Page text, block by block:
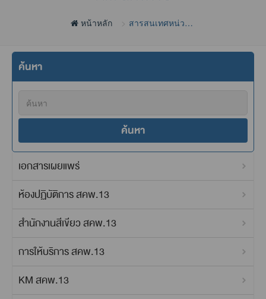
หน้าหลัก
สารสนเทศหน่วย
ค้นหา
ค้นหา
เอกสารเผยแพร่
ห้องปฏิบัติการ สคพ.13
สำนักงานสีเขียว สคพ.13
การให้บริการ สคพ.13
KM สคพ.13